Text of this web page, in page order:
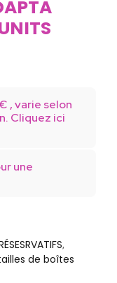
, varie selon
Cliquez ici
une
,
de boîtes